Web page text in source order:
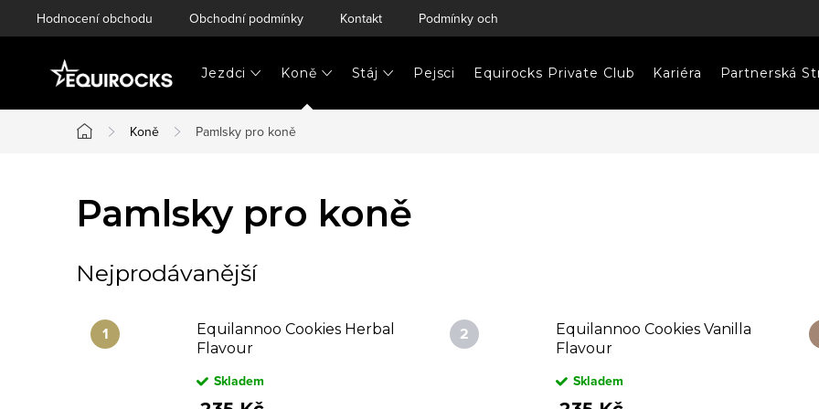
na
Hodnocení obchodu Obchodní podmínky Kontakt Podmínky ochrany osobních údajů
Jezdci Koně Stáj Pejsci Equirocks Private Club Kariéra Partnerská
Domů
Koně Pamlsky pro koně
Pamlsky pro koně
Nejprodávanější
Equilannoo Cookies Herbal
Flavour
Skladem
Equilannoo Cookies Vanilla
Flavour
Skladem